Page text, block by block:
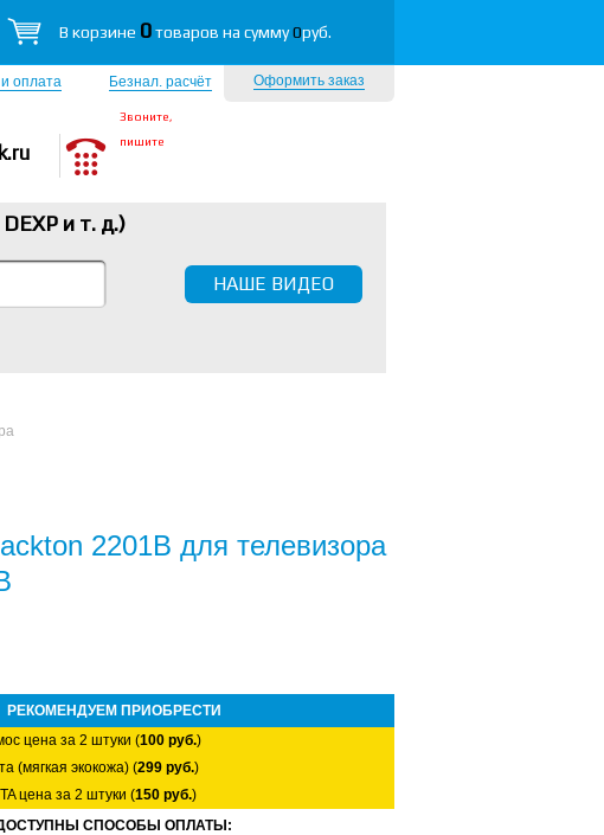
В корзине 0товаров на сумму0руб.
Оформить заказ
оплата Безнал. расчёт
Звоните,
пишите
и т. д.)
НАШЕ ВИДЕО
2201B для телевизора
РЕКОМЕНДУЕМ ПРИОБРЕСТИ
цена за 2 штуки (100 руб.)
(мягкая экокожа) (299 руб.)
цена за 2 штуки (150 руб.)
СПОСОБЫ ОПЛАТЫ: